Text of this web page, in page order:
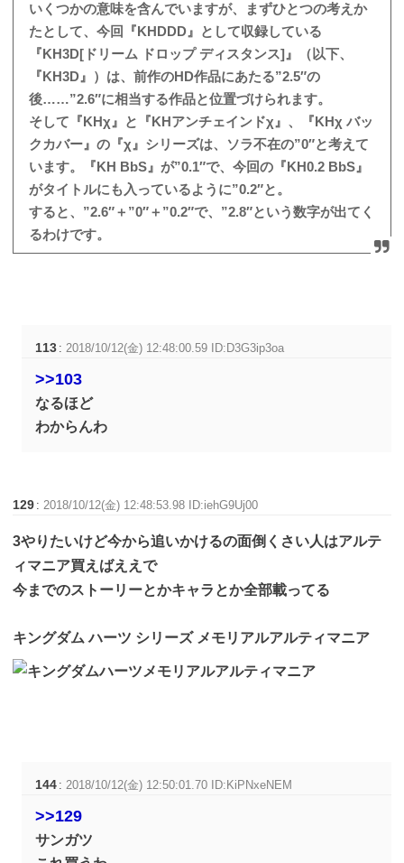
いくつかの意味を含んでいますが、まずひとつの考えか
たとして、今回『KHDDD』として収録している
『KH3D[ドリーム ドロップ ディスタンス]』（以下、
『KH3D』）は、前作のHD作品にあたる”2.5″の
後……”2.6″に相当する作品と位置づけられます。
そして『KHχ』と『KHアンチェインドχ』、『KHχ バッ
クカバー』の『χ』シリーズは、ソラ不在の”0″と考えて
います。『KH BbS』が”0.1″で、今回の『KH0.2 BbS』
がタイトルにも入っているように”0.2″と。
すると、”2.6″＋”0″＋”0.2″で、”2.8″という数字が出てく
るわけです。
113 :2018/10/12(金) 12:48:00.59 ID:D3G3ip3oa
>>103
なるほど
わからんわ
129 :2018/10/12(金) 12:48:53.98 ID:iehG9Uj00
3やりたいけど今から追いかけるの面倒くさい人はアルテ
ィマニア買えばええで
今までのストーリーとかキャラとか全部載ってる
キングダム ハーツ シリーズ メモリアルアルティマニア
144 : 2018/10/12(金) 12:50:01.70 ID:KiPNxeNEM
>>129
サンガツ